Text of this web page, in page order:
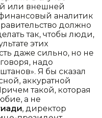
или внешней
аналитик
должно
так, чтобы люди,
этих
даже сильно, но не
надо
Я бы сказал
аккуратной
такой, которая
а не
, директор